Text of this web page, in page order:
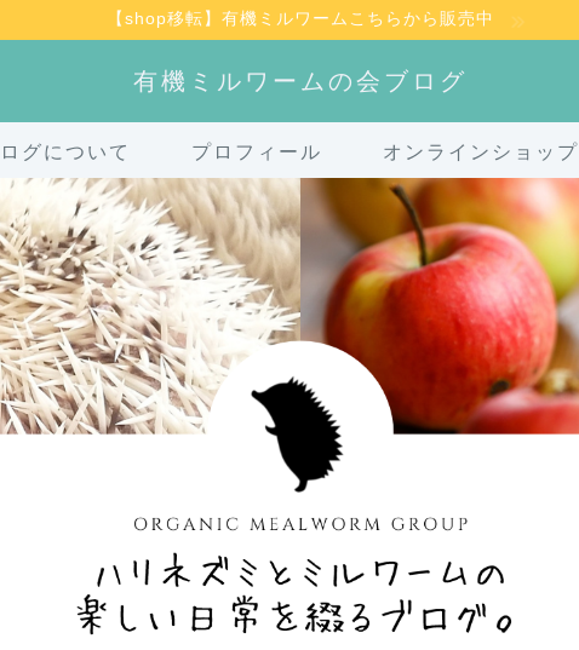
【shop移転】有機ミルワームこちらから販売中
有機ミルワームの会ブログ
グについて プロフィール オンラインショップ